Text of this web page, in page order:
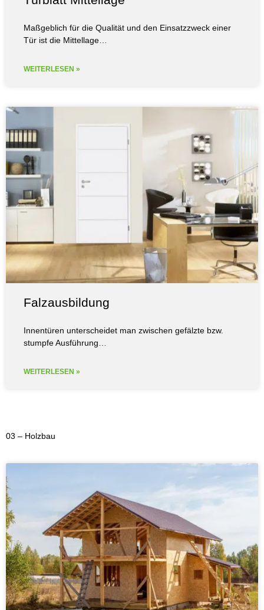
Maßgeblich für die Qualität und den Einsatzzweck einer
Tür ist die Mittellage…
WEITERLESEN »
Falzausbildung
Innentüren unterscheidet man zwischen gefälzte bzw.
stumpfe Ausführung…
WEITERLESEN »
03 – Holzbau